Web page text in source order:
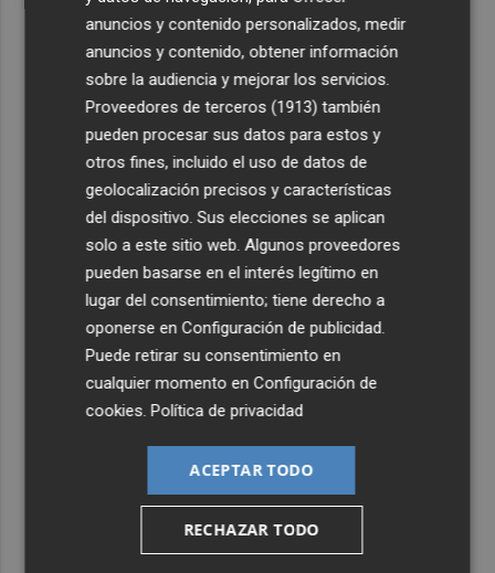
anuncios y contenido personalizados, medir
anuncios y contenido, obtener información
sobre la audiencia y mejorar los servicios.
Proveedores de terceros (1913) también
pueden procesar sus datos para estos y
otros fines, incluido el uso de datos de
geolocalización precisos y características
del dispositivo. Sus elecciones se aplican
solo a este sitio web. Algunos proveedores
pueden basarse en el interés legítimo en
lugar del consentimiento; tiene derecho a
oponerse enConfiguración de publicidad
Puede retirar su consentimiento en
cualquier momento enConfiguración de
cookies .Política de privacidad
ACEPTAR TODO
RECHAZAR TODO